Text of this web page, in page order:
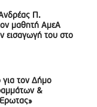
Π.
μαθητή ΑμεΑ
εισαγωγή του στο
για τον Δήμο
&